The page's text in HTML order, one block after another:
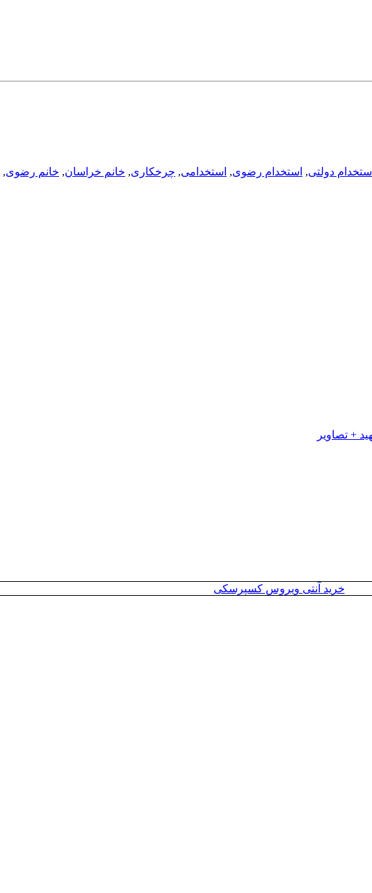
استخدام دولتی, استخدام رضوی, استخدامی, چرخکاری, خانم خراسان, خانم رضوی,
خرید آنتی ویروس کسپرسکی